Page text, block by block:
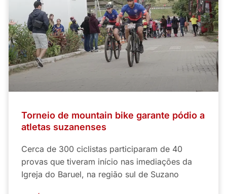
Torneio de mountain bike garante pódio a
atletas suzanenses
Cerca de 300 ciclistas participaram de 40
provas que tiveram início nas imediações da
Igreja do Baruel, na região sul de Suzano